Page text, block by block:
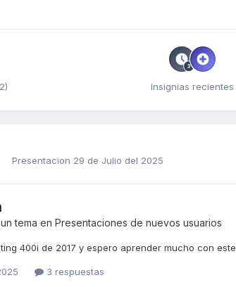
Insignias recientes
Presentacion 29 de Julio del 2025
tema en Presentaciones de nuevos usuarios
400i de 2017 y espero aprender mucho con
3 respuestas